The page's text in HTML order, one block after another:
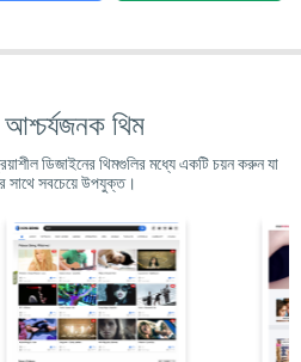
থিম
ডিজাইনের থিমগুলির মধ্যে একটি চয়ন করুন যা
সাথে সবচেয়ে উপযুক্ত।